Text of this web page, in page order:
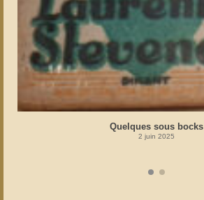
Quelques sous bocks
2 juin 2025